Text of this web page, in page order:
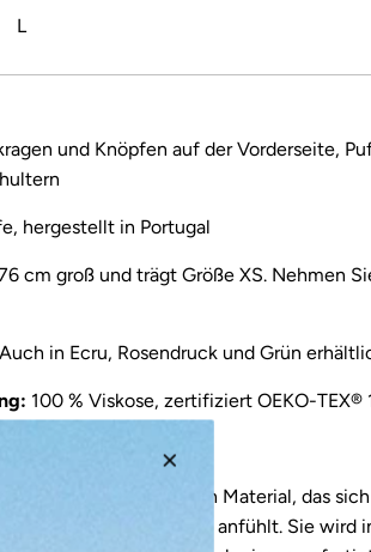
L
und Knöpfen auf der Vorderseite,
hergestellt in Portugal
cm groß und trägt Größe XS. Nehmen
in Ecru, Rosendruckund Grün
100 % Viskose, zertifiziert OEKO-TEX®
in Lissabon (PT).
aus einem natürlichen Material, das sich
auf der Haut anfühlt. Sie wird